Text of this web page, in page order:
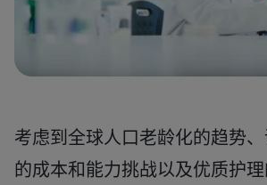
考虑到全球人口老龄化的趋势
的成本和能力挑战以及优质护